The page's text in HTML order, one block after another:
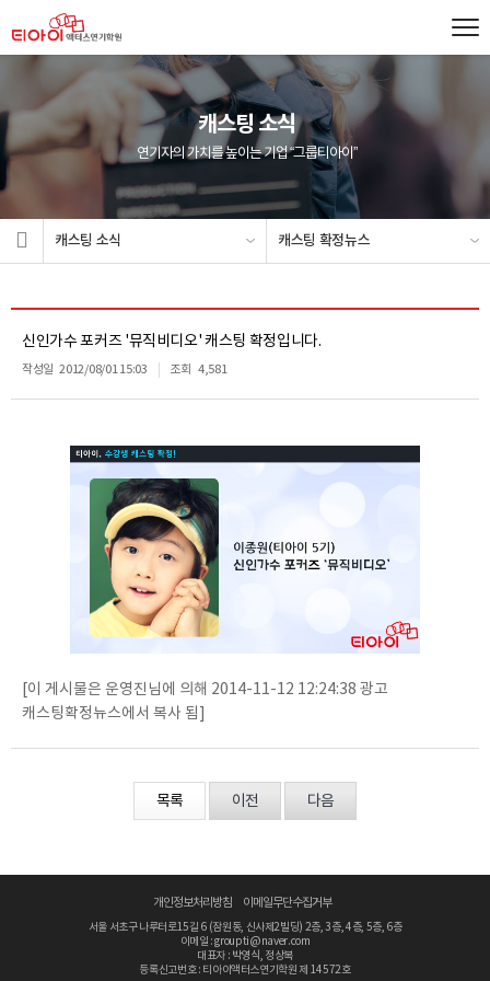
캐스팅 소식
연기자의 가치를 높이는 기업 “그룹티아이”
캐스팅 소식 캐스팅 확정뉴스
신인가수 포커즈 '뮤직비디오' 캐스팅 확정입니다.
작성일 2012/08/01 15:03 조회 4,581
[이 게시물은 운영진님에 의해 2014-11-12 12:24:38 광고
캐스팅확정뉴스에서 복사 됨]
목록 이전 다음
개인정보처리방침 이메일무단수집거부
서울 서초구 나루터로15길 6 (잠원동, 신사제2빌딩) 2층, 3층, 4층, 5층, 6층
이메일 : groupti@naver.com
대표자 : 박영식, 정상복
등록신고번호 : 티아이액터스연기학원 제 14572호